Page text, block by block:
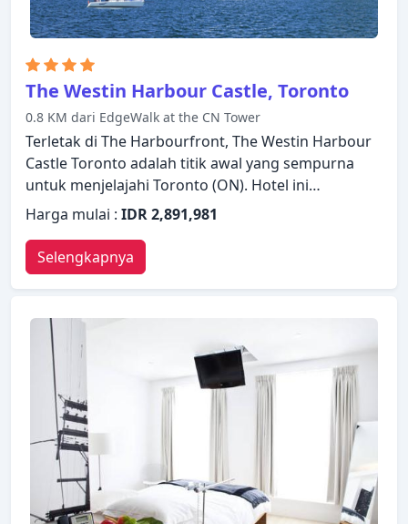
The Westin Harbour Castle, Toronto
0.8 KM dari EdgeWalk at the CN Tower
Terletak di The Harbourfront, The Westin Harbour
Castle Toronto adalah titik awal yang sempurna
untuk menjelajahi Toronto (ON). Hotel ini
menawarkan standar pelayanan dan fasilitas yang
tinggi untuk memenuhi setiap kebutuhan semua
wisatawan. Staf yang siap melayani akan
menyambut dan memandu Anda di The Westin
Harbour Castle Toronto. Kamar dirancang untuk
memberikan tingkat kenyamanan optimal dengan
dekorasi dan fasilitas yang nyaman seperti AC,
penghangat ruangan, layanan bangun pagi, meja
tulis, bar mini. Suasana tenang di hotel ini meluas
hingga fasilitas rekreasinya yang meliputi hot tub,
pusat kebugaran, sauna, kolam renang dalam
ruangan, spa. The Westin Harbour Castle Toronto
menggabungkan keramahan yang hangat dengan
suasana yang indah untuk membuat kunjungan
Anda di Toronto (ON) tak terlupakan.
Harga mulai : IDR 2,891,981
Selengkapnya